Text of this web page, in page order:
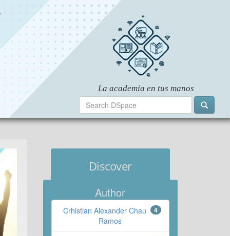
Discover
Author
4
Crhistian Alexander Chau
Ramos